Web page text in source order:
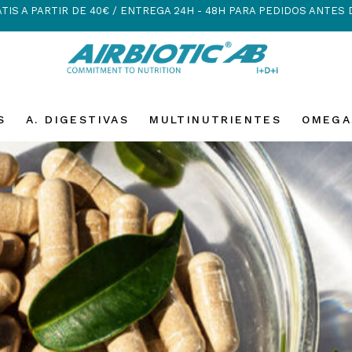
A PARTIR DE 40€ / ENTREGA 24H - 48H PARA PEDIDOS ANTES
A. DIGESTIVAS MULTINUTRIENTES